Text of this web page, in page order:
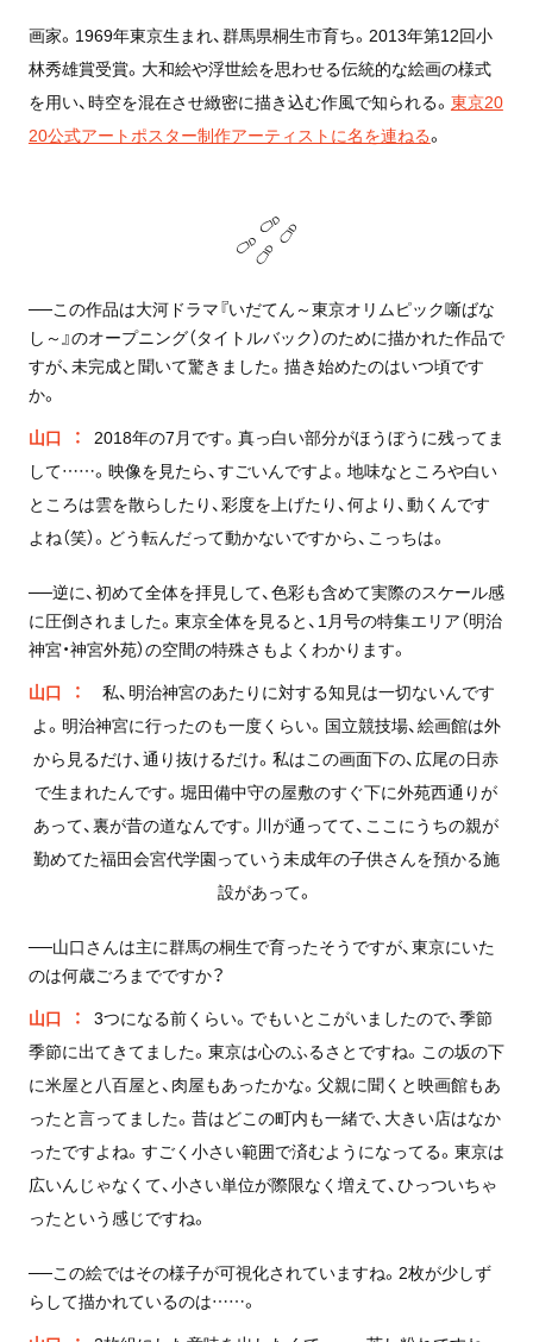
画家。1969年東京生まれ、群馬県桐生市育ち。2013年第12回小
林秀雄賞受賞。大和絵や浮世絵を思わせる伝統的な絵画の様式
を用い、時空を混在させ緻密に描き込む作風で知られる。 東京20
20公式アートポスター制作アーティストに名を連ねる。
──この作品は大河ドラマ『いだてん～東京オリムピック噺ばな
し～』のオープニング（タイトルバック）のために描かれた作品で
すが、未完成と聞いて驚きました。描き始めたのはいつ頃です
か。
山口
2018年の7月です。真っ白い部分がほうぼうに残ってま
して……。映像を見たら、すごいんですよ。地味なところや白い
ところは雲を散らしたり、彩度を上げたり、何より、動くんです
よね（笑）。どう転んだって動かないですから、こっちは。
──逆に、初めて全体を拝見して、色彩も含めて実際のスケール感
に圧倒されました。東京全体を見ると、1月号の特集エリア（明治
神宮・神宮外苑）の空間の特殊さもよくわかります。
山口
私、明治神宮のあたりに対する知見は一切ないんです
よ。明治神宮に行ったのも一度くらい。国立競技場、絵画館は外
から見るだけ、通り抜けるだけ。私はこの画面下の、広尾の日赤
で生まれたんです。堀田備中守の屋敷のすぐ下に外苑西通りが
あって、裏が昔の道なんです。川が通ってて、ここにうちの親が
勤めてた福田会宮代学園っていう未成年の子供さんを預かる施
設があって。
──山口さんは主に群馬の桐生で育ったそうですが、東京にいた
のは何歳ごろまでですか？
山口
3つになる前くらい。でもいとこがいましたので、季節
季節に出てきてました。東京は心のふるさとですね。この坂の下
に米屋と八百屋と、肉屋もあったかな。父親に聞くと映画館もあ
ったと言ってました。昔はどこの町内も一緒で、大きい店はなか
ったですよね。すごく小さい範囲で済むようになってる。東京は
広いんじゃなくて、小さい単位が際限なく増えて、ひっついちゃ
ったという感じですね。
──この絵ではその様子が可視化されていますね。2枚が少しず
らして描かれているのは……。